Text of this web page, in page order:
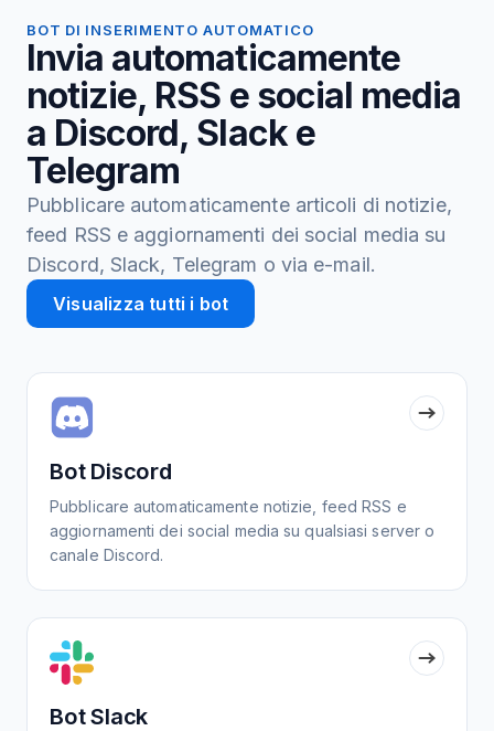
BOT DI INSERIMENTO AUTOMATICO
Invia automaticamente
notizie, RSS e social media
a Discord, Slack e
Telegram
Pubblicare automaticamente articoli di notizie,
feed RSS e aggiornamenti dei social media su
Discord, Slack, Telegram o via e-mail.
Visualizza tutti i bot
Bot Discord
Pubblicare automaticamente notizie, feed RSS e
aggiornamenti dei social media su qualsiasi server o
canale Discord.
Bot Slack